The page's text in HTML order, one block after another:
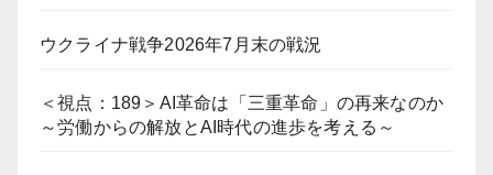
ウクライナ戦争2026年7月末の戦況
＜視点：189＞AI革命は「三重革命」の再来なのか
～労働からの解放とAI時代の進歩を考える～